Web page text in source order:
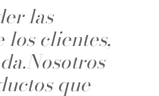
las
los clientes,
que